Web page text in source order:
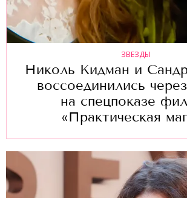
ЗВЕЗДЫ
Николь Кидман и
воссоединились
на спецпоказе
«Практическая